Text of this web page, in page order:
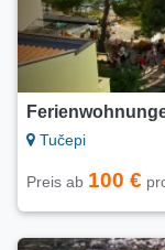
Tučepi
Preis ab 100 €